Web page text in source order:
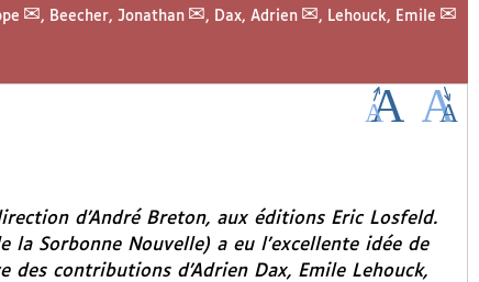
, Beecher, Jonathan , Dax, Adrien , Lehouck, Emile
d’André Breton, aux éditions Eric Losfeld.
Sorbonne Nouvelle) a eu l’excellente idée de
contributions d’Adrien Dax, Emile Lehouck,